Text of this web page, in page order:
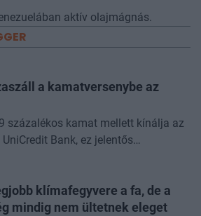
aktív olajmágnás.
a kamatversenybe az
százalékos kamat mellett kínálja az
Bank, ez jelentős
sem s
klímafegyvere a fa, de a
mindig nem ültetnek eleget